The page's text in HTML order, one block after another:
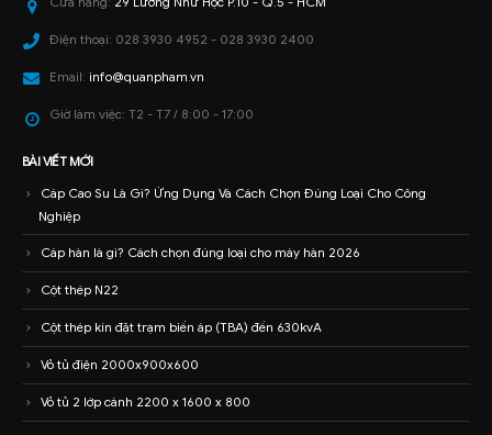
Điện thoại: 028 3930 4952 - 028 3930 2400
Email: info@quanpham.vn
Giờ làm việc: T2 - T7 / 8:00 - 17:00
BÀI VIẾT MỚI
Cáp Cao Su Là Gì? Ứng Dụng Và Cách Chọn Đúng Loại Cho Công
Nghiệp
Cáp hàn là gì? Cách chọn đúng loại cho máy hàn 2026
Cột thép N22
Cột thép kín đặt trạm biến áp (TBA) đến 630kvA
Vỏ tủ điện 2000x900x600
Vỏ tủ 2 lớp cánh 2200 x 1600 x 800